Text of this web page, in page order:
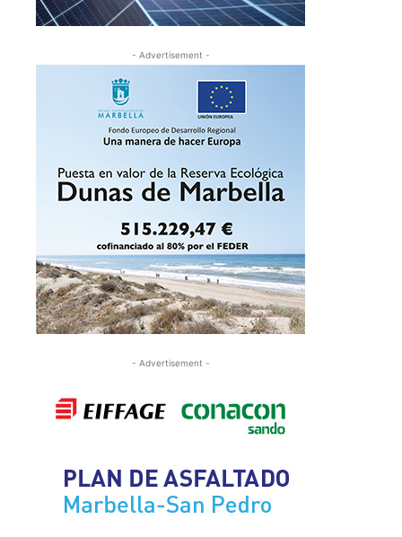
- Advertisement -
- Advertisement -